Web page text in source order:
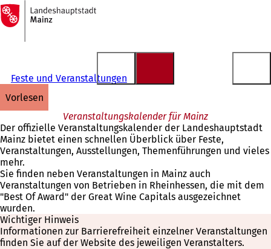
Inhalt anspringen
Zur
Startseite
Feste und Veranstaltungen
vorlesen
Veranstaltungskalender für Mainz
Der offizielle Veranstaltungskalender der Landeshauptstadt
Mainz bietet einen schnellen Überblick über Feste,
Veranstaltungen, Ausstellungen, Themenführungen und vieles
mehr.
Sie finden neben Veranstaltungen in Mainz auch
Veranstaltungen von Betrieben in Rheinhessen, die mit dem
"Best Of Award" der Great Wine Capitals ausgezeichnet
wurden.
Wichtiger Hinweis
Informationen zur Barrierefreiheit einzelner Veranstaltungen
finden Sie auf der Website des jeweiligen Veranstalters.